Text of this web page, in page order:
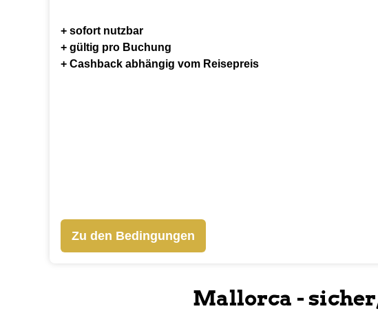
+ sofort nutzbar
+ gültig pro Buchung
+ Cashback abhängig vom Reisepreis
Zu den Bedingungen
Mallorca -